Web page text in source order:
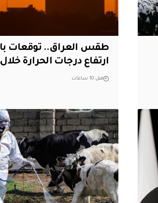
طقس العراق.. توقعات
ارتفاع درجات الحرارة خلال
قبل 10 ساعات